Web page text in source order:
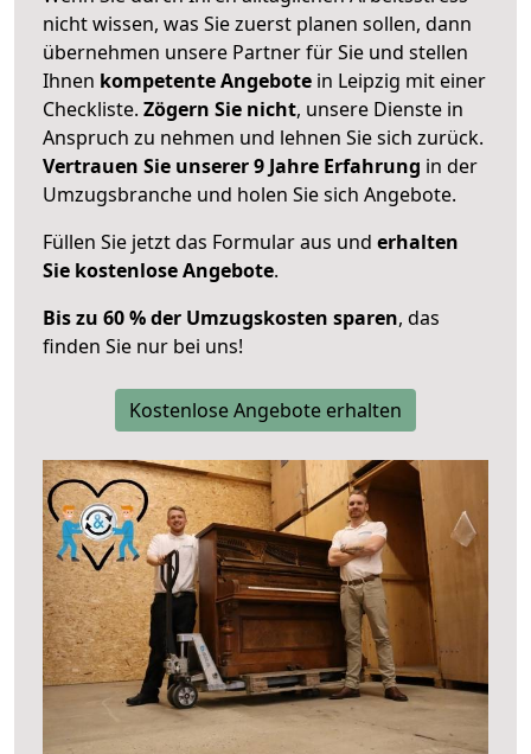
nicht wissen, was Sie zuerst planen sollen, dann
übernehmen unsere Partner für Sie und stellen
Ihnen kompetente Angebote in Leipzig mit einer
Checkliste. Zögern Sie nicht, unsere Dienste in
Anspruch zu nehmen und lehnen Sie sich zurück.
Vertrauen Sie unserer 9 Jahre Erfahrung in der
Umzugsbranche und holen Sie sich Angebote.
Füllen Sie jetzt das Formular aus und erhalten
Sie kostenlose Angebote.
Bis zu 60 % der Umzugskosten sparen, das
finden Sie nur bei uns!
Kostenlose Angebote erhalten